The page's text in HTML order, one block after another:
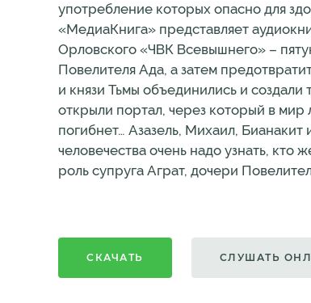
употребление которых опасно для
«МедиаКнига» представляет
Орловского «ЧВК Всевышнего» –
Повелителя Ада, а затем
и князи Тьмы объединились и
открыли портал, через который в
погибнет… Азазель, Михаил,
человечества очень надо узнать,
роль супруга Аграт, дочери
СКАЧАТЬ СЛУШАТЬ